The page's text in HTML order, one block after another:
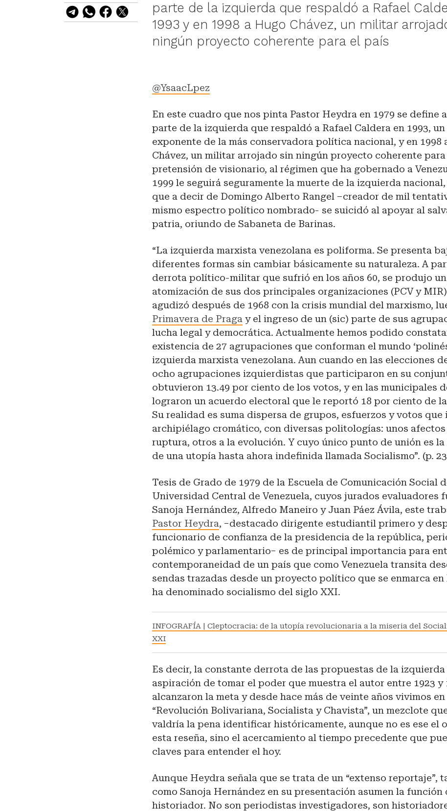
parte de la izquierda que respaldó a Rafael
1993 y en 1998 a Hugo Chávez, un militar
ningún proyecto coherente para el país
@YsaacLpez
En este cuadro que nos pinta Pastor Heydra en 1979 se define
parte de la izquierda que respaldó a Rafael Caldera en 1993,
exponente de la más conservadora política nacional, y en 1998
Chávez, un militar arrojado sin ningún proyecto coherente
pretensión de visionario, al régimen que ha gobernado a
1999 le seguirá seguramente la muerte de la izquierda
que a decir de Domingo Alberto Rangel –creador de mil
mismo espectro político nombrado- se suicidó al apoyar al
patria, oriundo de Sabaneta de Barinas.
“La izquierda marxista venezolana es poliforma. Se presenta
diferentes formas sin cambiar básicamente su naturaleza. A
derrota político-militar que sufrió en los años 60, se produjo
atomización de sus dos principales organizaciones (PCV y
agudizó después de 1968 con la crisis mundial del marxismo,
Primavera de Praga y el ingreso de un (sic) parte de sus
lucha legal y democrática. Actualmente hemos podido
existencia de 27 agrupaciones que conforman el mundo
izquierda marxista venezolana. Aun cuando en las elecciones
ocho agrupaciones izquierdistas que participaron en su
obtuvieron 13.49 por ciento de los votos, y en las municipales
lograron un acuerdo electoral que le reportó 18 por ciento de
Su realidad es suma dispersa de grupos, esfuerzos y votos que
archipiélago cromático, con diversas politologías: unos afectos
ruptura, otros a la evolución. Y cuyo único punto de unión es
de una utopía hasta ahora indefinida llamada Socialismo”. (p.
Tesis de Grado de 1979 de la Escuela de Comunicación Social
Universidad Central de Venezuela, cuyos jurados evaluadores
Sanoja Hernández, Alfredo Maneiro y Juan Páez Ávila, este
Pastor Heydra, −destacado dirigente estudiantil primero y
funcionario de confianza de la presidencia de la república,
polémico y parlamentario− es de principal importancia para
contemporaneidad de un país que como Venezuela transita
sendas trazadas desde un proyecto político que se enmarca en
ha denominado socialismo del siglo XXI.
INFOGRAFÍA | Cleptocracia: de la utopía revolucionaria a la miseria del
XXI
Es decir, la constante derrota de las propuestas de la izquierda
aspiración de tomar el poder que muestra el autor entre 1923 y
alcanzaron la meta y desde hace más de veinte años vivimos en
“Revolución Bolivariana, Socialista y Chavista”, un mezclote
valdría la pena identificar históricamente, aunque no es ese el
esta reseña, sino el acercamiento al tiempo precedente que
claves para entender el hoy.
Aunque Heydra señala que se trata de un “extenso reportaje”,
como Sanoja Hernández en su presentación asumen la función
historiador. No son periodistas investigadores, son